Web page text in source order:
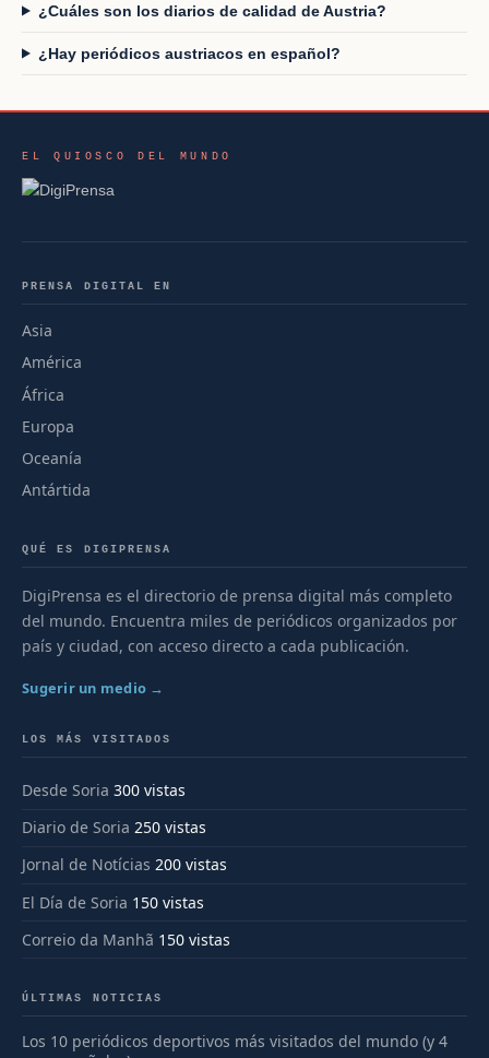
¿Cuáles son los diarios de calidad de Austria?
¿Hay periódicos austriacos en español?
EL QUIOSCO DEL MUNDO
PRENSA DIGITAL EN
Asia
América
África
Europa
Oceanía
Antártida
QUÉ ES DIGIPRENSA
DigiPrensa es el directorio de prensa digital más completo
del mundo. Encuentra miles de periódicos organizados por
país y ciudad, con acceso directo a cada publicación.
Sugerir un medio →
LOS MÁS VISITADOS
Desde Soria 300 vistas
Diario de Soria 250 vistas
Jornal de Notícias 200 vistas
El Día de Soria 150 vistas
Correio da Manhã 150 vistas
ÚLTIMAS NOTICIAS
Los 10 periódicos deportivos más visitados del mundo (y 4